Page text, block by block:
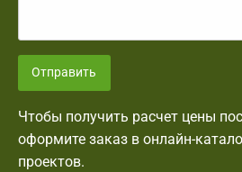
Отправить
Чтобы получить расчет цены
оформите заказ в онлайн-
проектов.